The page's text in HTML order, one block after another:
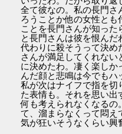
全て彼なの。私の長門さ
ろうことか他の女性とも
ことを長門さんが知った
と長門さんは彼を恨ん
代わりに殺そうって決め
さんが満足してくれない
に決めたわ。凄く楽しか
んだ顔と悲鳴は今でもハ
私が次はナイフで指を切
た表情も。それを思い出
何も考えられなくなるの
て、溜まらなくって悶え
気が狂いそうなくらい興